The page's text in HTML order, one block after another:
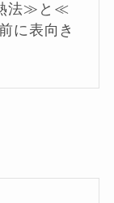
法≫と≪
に表向き